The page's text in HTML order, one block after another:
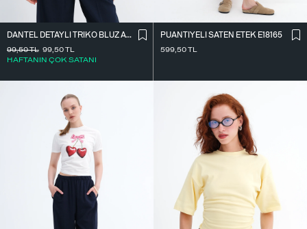
DANTEL DETAYLI TRIKO BLUZ A2957
99,50TL
HAFTANIN ÇOK SATANI
99,50TL
PUANTIYELI SATEN ETEK E18165
599,50TL